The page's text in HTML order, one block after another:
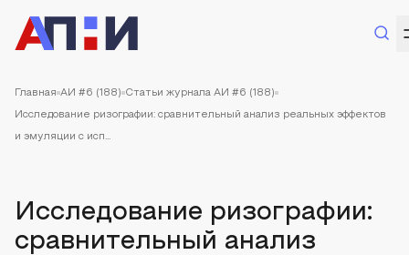
Главная АИ #6 (188) Статьи журнала АИ #6 (188)
Исследование ризографии: сравнительный анализ реальных эффектов
и эмуляции с исп...
Исследование ризографии:
сравнительный анализ